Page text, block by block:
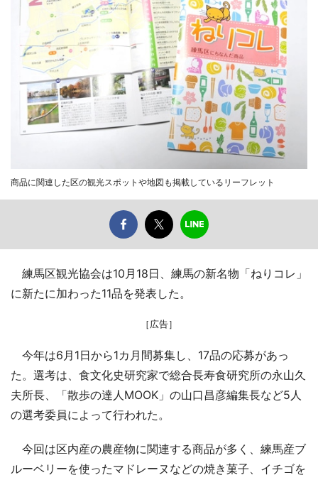
商品に関連した区の観光スポットや地図も掲載しているリーフレット
練馬区観光協会は10月18日、練馬の新名物「ねりコレ」
に新たに加わった11品を発表した。
［広告］
今年は6月1日から1カ月間募集し、17品の応募があっ
た。選考は、食文化史研究家で総合長寿食研究所の永山久
夫所長、「散歩の達人MOOK」の山口昌彦編集長など5人
の選考委員によって行われた。
今回は区内産の農産物に関連する商品が多く、練馬産ブ
ルーベリーを使ったマドレーヌなどの焼き菓子、イチゴを